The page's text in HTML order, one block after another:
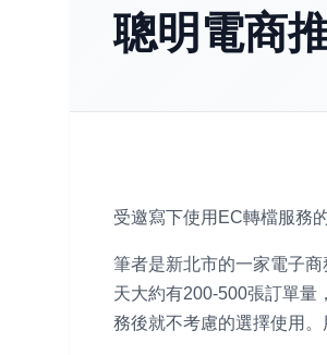
聰明電商
受邀寫下使用EC轉檔服務
筆者是新北市的一家電子
天大約有200-500張訂單量
務後就不考慮的選擇使用